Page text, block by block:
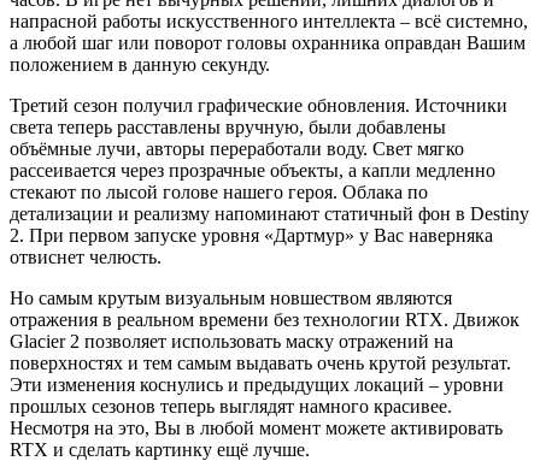
напрасной работы искусственного интеллекта – всё системно,
а любой шаг или поворот головы охранника оправдан Вашим
положением в данную секунду.
Третий сезон получил графические обновления. Источники
света теперь расставлены вручную, были добавлены
объёмные лучи, авторы переработали воду. Свет мягко
рассеивается через прозрачные объекты, а капли медленно
стекают по лысой голове нашего героя. Облака по
детализации и реализму напоминают статичный фон в Destiny
2. При первом запуске уровня «Дартмур» у Вас наверняка
отвиснет челюсть.
Но самым крутым визуальным новшеством являются
отражения в реальном времени без технологии RTX. Движок
Glacier 2 позволяет использовать маску отражений на
поверхностях и тем самым выдавать очень крутой результат.
Эти изменения коснулись и предыдущих локаций – уровни
прошлых сезонов теперь выглядят намного красивее.
Несмотря на это, Вы в любой момент можете активировать
RTX и сделать картинку ещё лучше.